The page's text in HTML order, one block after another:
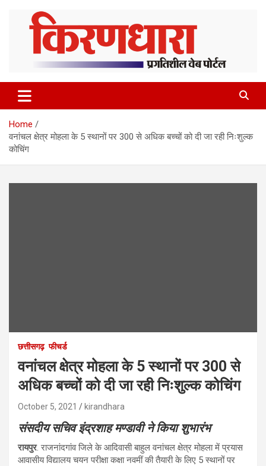
content
Home
वनांचल क्षेत्र मोहला के 5 स्थानों पर 300 से अधिक बच्चों को दी जा रही निःशुल्क
कोचिंग
छत्तीसगढ़ फीचर्ड
वनांचल क्षेत्र मोहला के 5 स्थानों पर 300 से
अधिक बच्चों को दी जा रही निःशुल्क कोचिंग
October 5, 2021 kirandhara
संसदीय सचिव इंद्रशाह मण्डावी ने किया शुभारंभ
रायपुर. राजनांदगांव जिले के आदिवासी बाहुल वनांचल क्षेत्र मोहला में प्रयास
आवासीय विद्यालय चयन परीक्षा कक्षा नवमीं की तैयारी के लिए 5 स्थानों पर